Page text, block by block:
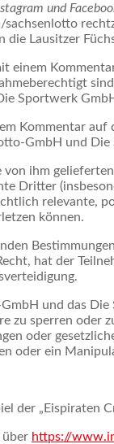
und
Lausitzer
einem
Sportwerk
Kommentar
GmbH und
von ihm
Dritter
relevante,
können.
hat der
und das
zu sperren oder
oder
oder ein
der „Eispiraten
über https://